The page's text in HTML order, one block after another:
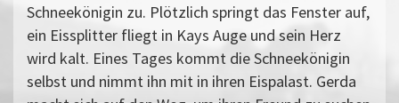
Schneekönigin zu. Plötzlich springt das Fenster auf,
ein Eissplitter fliegt in Kays Auge und sein Herz
wird kalt. Eines Tages kommt die Schneekönigin
selbst und nimmt ihn mit in ihren Eispalast. Gerda